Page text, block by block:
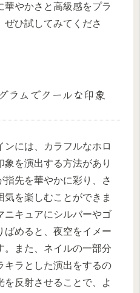
華やかさと高級感をプラ
ぜひ試してみてくださ
ラムでクールな印象
には、カラフルなホロ
を演出する方法があり
指先を華やかに彩り、さ
気を楽しむことができま
ニキュアにシルバーやゴ
ばめると、夜空をイメー
。また、ネイルの一部分
キラとした演出をするの
を反射させることで、よ